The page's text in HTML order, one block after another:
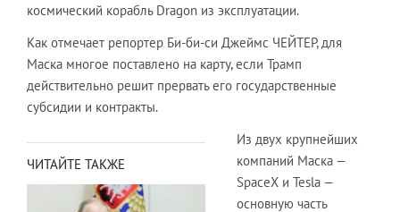
космический корабль Dragon из эксплуатации.
Как отмечает репортер Би-би-си Джеймс ЧЕЙТЕР, для
Маска многое поставлено на карту, если Трамп
действительно решит прервать его государственные
субсидии и контракты.
ЧИТАЙТЕ ТАКЖЕ
Из двух крупнейших
компаний Маска —
SpaceX и Tesla —
основную часть